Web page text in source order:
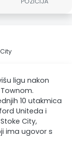
ligu nakon
10 utakmica
Uniteda i
City,
ima ugovor s